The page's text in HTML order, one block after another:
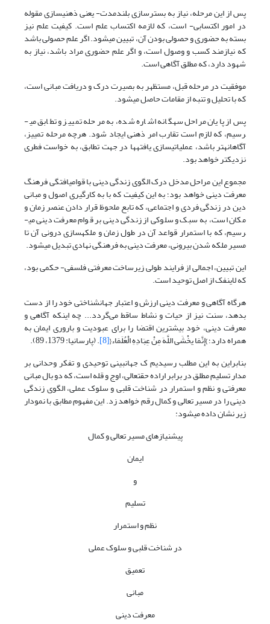
پس از این مرحله، نیاز به بسترسازی بلندمدت- یعنی ذهنی­سازی مقوله
در امور اکتسابی- است، که لازمه اکتساب علم است. کیفیت علم نیز
بسته به حضوری و حصولی بودن آن، تبیین می­شود. اگر علم حصولی باشد
که نیازمند کسب و وصول است، و اگر علم حضوری مراد باشد، نیاز به
شهود دارد، که مطلق آگاهی است.
موفقیت در مرحله قبل، مستظهر به بصیرت درک و دریافت مبانی است،
که با تحلیل و تنبه از مقامات حاصل می­شود.
پس از پایان مراحل سه­گانه اشاره شده، به مرحله تمییز و تطابق می­
رسیم، که لازم است تقارب امر ذهنی ایجاد شود. هرچه مرحله تمییز،
آگاهانه­تر باشد، عملیاتی­سازی یافته­ها در جهت تطابق، به خواست فطری
نزدیک­تر خواهد بود.
مجموع این مراحل مدخل درک الگوی زندگی دینی با قوام­یافتگی فرهنگ
معرفت دینی خواهد بود؛ به این کیفیت که با به کارگیری اصول و مبانی
دین در زندگی فردی و اجتماعی، که تابع ملحوظ قرار دادن عنصر زمان و
مکان است، به سبک و سلوکی از زندگی دینی بر قوام معرفت دینی می­
رسیم، که با استمرار قواعد آن در طول زمان و ملکه­سازی درونی آن تا
مسیر ملکه شدن بیرونی، معرفت دینی به فرهنگی نهادی تبدیل می­شود.
این تبیین، اجمالی از فرایند طولی زیرساخت معرفتی فلسفی- حکمی بود،
که لاینفک از اصل توحید است.
هرگاه‌ آگاهی‌ و معرفت‌ دینی‌ ارزش‌ و اعتبار جهان­شناختی‌ خود را از دست‌
بدهد، سنت‌ نیز از حیات‌ و نشاط‌ ساقط‌ می‌گردد... چه این­که آگاهی‌ و
معرفت ‌دینی‌، خود بیشترین‌ اقتضا را برای‌ عبودیت‌ و باروری‌ ایمان‌ به‌
همراه‌ دارد؛ }إِنَّمَا یخْشَى اللَّهَ مِنْ عِبَادِهِ الْعُلَمَاء{[8] . (پارسانیا: 1379، 89).
بنابراین به این مطلب رسیدیم ک جهان­بینی توحیدی و تفکر وحدانی بر
مدار تسلیم مطلق در برابر اراده حق­تعالی، اوج و قله است، که دو بال مبانی
معرفتی و نظم و استمرار در شناخت قلبی و سلوک عملی، الگوی زندگی
دینی را در مسیر تعالی و کمال رقم خواهد زد. این مفهوم مطابق با نمودار
زیر نشان داده می­شود:
پیش­نیازهای مسیر تعالی و کمال
ایمان
و
تسلیم
نظم و استمرار
در شناخت قلبی و سلوک عملی
تعمیق
مبانی
معرفت دینی